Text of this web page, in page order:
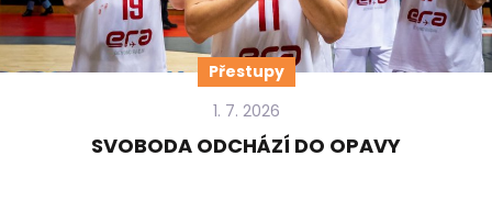
Přestupy
1. 7. 2026
SVOBODA ODCHÁZÍ DO OPAVY